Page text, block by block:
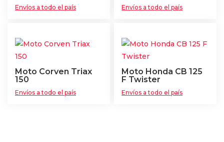
Envíos a todo el país Envíos a todo el país
Moto Corven Triax
150
Envíos a todo el país
Moto Honda CB 125
F Twister
Envíos a todo el país